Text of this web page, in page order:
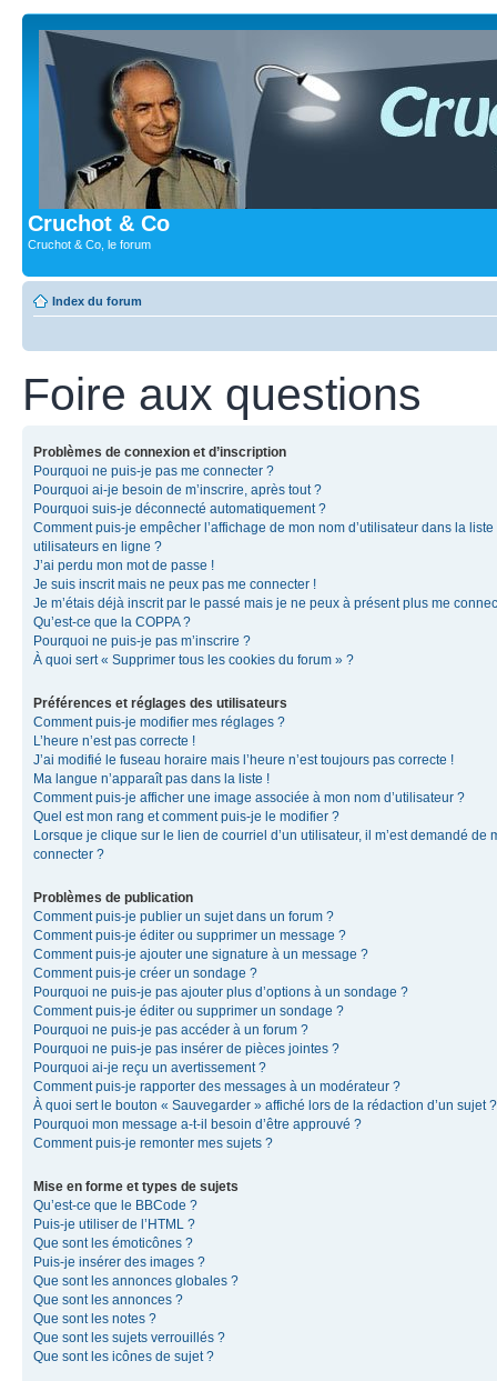
Cruchot & Co
Cruchot & Co, le forum
Index du forum
Foire aux questions
Problèmes de connexion et d’inscription
Pourquoi ne puis-je pas me connecter ?
Pourquoi ai-je besoin de m’inscrire, après tout ?
Pourquoi suis-je déconnecté automatiquement ?
Comment puis-je empêcher l’affichage de mon nom d’utilisateur dans la liste
utilisateurs en ligne ?
J’ai perdu mon mot de passe !
Je suis inscrit mais ne peux pas me connecter !
Je m’étais déjà inscrit par le passé mais je ne peux à présent plus me
Qu’est-ce que la COPPA ?
Pourquoi ne puis-je pas m’inscrire ?
À quoi sert « Supprimer tous les cookies du forum » ?
Préférences et réglages des utilisateurs
Comment puis-je modifier mes réglages ?
L’heure n’est pas correcte !
J’ai modifié le fuseau horaire mais l’heure n’est toujours pas correcte !
Ma langue n’apparaît pas dans la liste !
Comment puis-je afficher une image associée à mon nom d’utilisateur ?
Quel est mon rang et comment puis-je le modifier ?
Lorsque je clique sur le lien de courriel d’un utilisateur, il m’est demandé de
connecter ?
Problèmes de publication
Comment puis-je publier un sujet dans un forum ?
Comment puis-je éditer ou supprimer un message ?
Comment puis-je ajouter une signature à un message ?
Comment puis-je créer un sondage ?
Pourquoi ne puis-je pas ajouter plus d’options à un sondage ?
Comment puis-je éditer ou supprimer un sondage ?
Pourquoi ne puis-je pas accéder à un forum ?
Pourquoi ne puis-je pas insérer de pièces jointes ?
Pourquoi ai-je reçu un avertissement ?
Comment puis-je rapporter des messages à un modérateur ?
À quoi sert le bouton « Sauvegarder » affiché lors de la rédaction d’un sujet ?
Pourquoi mon message a-t-il besoin d’être approuvé ?
Comment puis-je remonter mes sujets ?
Mise en forme et types de sujets
Qu’est-ce que le BBCode ?
Puis-je utiliser de l’HTML ?
Que sont les émoticônes ?
Puis-je insérer des images ?
Que sont les annonces globales ?
Que sont les annonces ?
Que sont les notes ?
Que sont les sujets verrouillés ?
Que sont les icônes de sujet ?